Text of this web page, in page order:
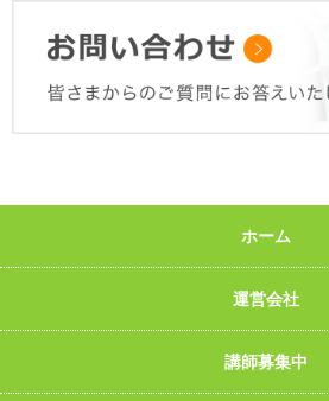
ホーム
運営会社
講師募集中